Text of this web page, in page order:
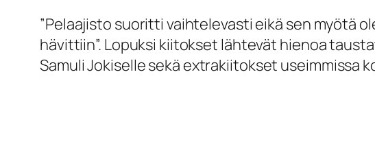
”Pelaajisto suoritti vaihtelevasti eikä sen myötä
hävittiin”. Lopuksi kiitokset lähtevät hienoa
Samuli Jokiselle sekä extrakiitokset useimmissa